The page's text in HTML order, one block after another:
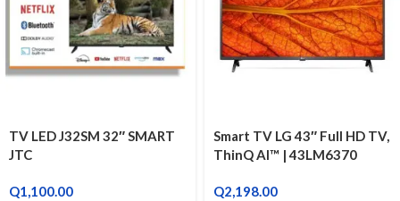
TV LED J32SM 32″ SMART
JTC
Q1,100.00
Smart TV LG 43″ Full HD TV,
ThinQ AI™ | 43LM6370
Q2,198.00